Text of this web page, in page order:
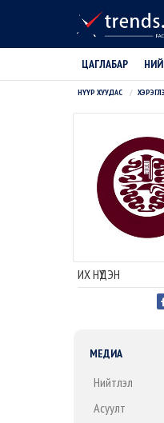
ЦАГЛАБАР
НҮҮР ХУУДАС
ИХ НҮДЭН
МЕДИА
Нийтлэл
Асуулт